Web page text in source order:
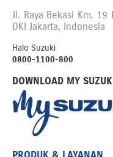
Jl. Raya Bekasi Km.
DKI Jakarta, Indonesia
Halo Suzuki
0800-1100-800
DOWNLOAD MY